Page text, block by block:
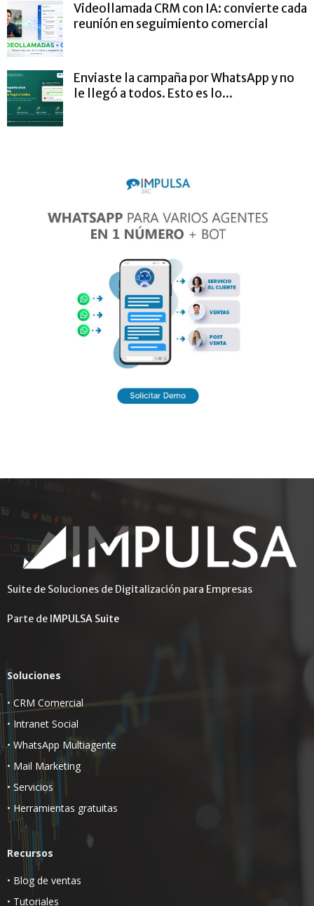
Videollamada CRM con IA: convierte cada
reunión en seguimiento comercial
Enviaste la campaña por WhatsApp y no
le llegó a todos. Esto es lo...
Suite de Soluciones de Digitalización para Empresas
Parte de IMPULSA Suite
Soluciones
• CRM Comercial
• Intranet Social
• WhatsApp Multiagente
• Mail Marketing
• Servicios
• Herramientas gratuitas
Recursos
• Blog de ventas
• Tutoriales